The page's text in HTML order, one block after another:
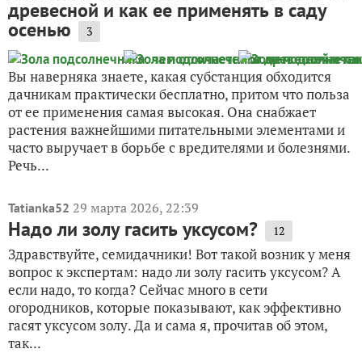
древесной и как ее применять в саду
осенью 3
Вы наверняка знаете, какая субстанция обходится
дачникам практически бесплатно, притом что польза
от ее применения самая высокая. Она снабжает
растения важнейшими питательными элементами и
часто выручает в борьбе с вредителями и болезнями.
Речь...
Tatianka52 29 марта 2026, 22:39
Надо ли золу гасить уксусом? 12
Здравствуйте, семидачники! Вот такой возник у меня
вопрос к экспертам: надо ли золу гасить уксусом? А
если надо, то когда? Сейчас много в сети
огородников, которые показывают, как эффективно
гасят уксусом золу. Да и сама я, прочитав об этом,
так...